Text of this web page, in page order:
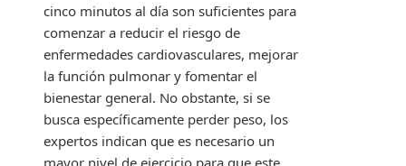
cinco minutos al día son suficientes para
comenzar a reducir el riesgo de
enfermedades cardiovasculares, mejorar
la función pulmonar y fomentar el
bienestar general. No obstante, si se
busca específicamente perder peso, los
expertos indican que es necesario un